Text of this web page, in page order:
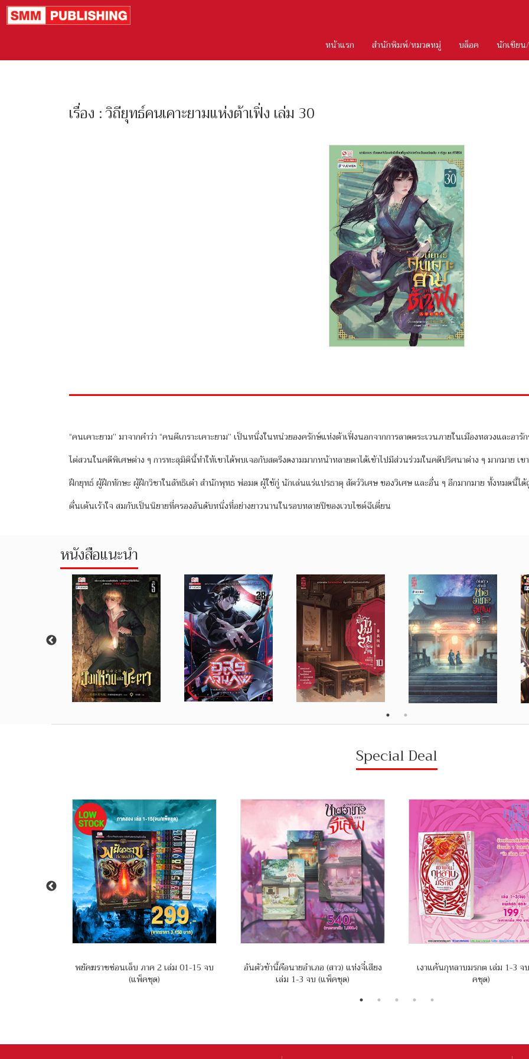
หน้าแรก สำนักพิมพ์/หมวดหมู่ บล็อค นักเขีย
เรื่อง : วิถียุทธ์คนเคาะยามแห่งต้าเฟิ่ง เล่ม 30
“คนเคาะยาม” มาจากคำว่า “คนตีเกราะเคาะยาม” เป็นหนึ่งในหน่วยองครักษ์แห่งต้าเฟิ่งนอกจากการลาดตระเวนภายในเมืองหลวงและอ
ไต่สวนในคดีพิเศษต่าง ๆ การทะลุมิตินี้ทำให้เขาได้พบเจอกับสตรีงดงามมากหน้าหลายตาได้เข้าไปมีส่วนร่วมในคดีปริศนาต่าง ๆ มากมาย
ฝึกยุทธ์ ผู้ฝึกทักษะ ผู้ฝึกวิชาในลัทธิเต๋า สำนักพุทธ พ่อมด ผู้ใช้กู่ นักเล่นแร่แปรธาตุ สัตว์วิเศษ ของวิเศษ และอื่น ๆ อีกมากมาย ทั้งหมดนี้ไ
ตื่นเต้นเร้าใจ สมกับเป็นนิยายที่ครองอันดับหนึ่งที่อย่างยาวนานในรอบหลายปีของเวบไซต์ฉีเตี่ยน
หนังสือแนะนำ
Special Deal
พยัคฆราชซ่อนเล็บ ภาค 2 เล่ม 01-15 จบ
(แพ็คชุด)
อันตัวข้านี้คือนายอำเภอ (สาว) แห่งจี๋เสียง
เล่ม 1-3 จบ (แพ็คชุด)
เงาแค้นกุหลาบมรกต เล่ม 1-3 จ
คชุด)